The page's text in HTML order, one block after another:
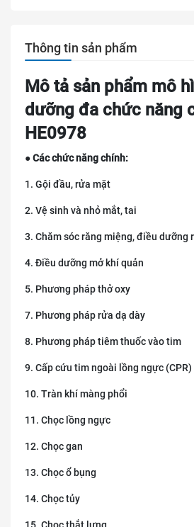
Thông tin sản phẩm
Mô tả sản phẩm mô
dưỡng đa chức năng
HE0978
● Các chức năng chính:
1. Gội đầu, rửa mặt
2. Vệ sinh và nhỏ mắt, tai
3. Chăm sóc răng miệng, điều dưỡng
4. Điều dưỡng mở khí quản
5. Phương pháp thở oxy
7. Phương pháp rửa dạ dày
8. Phương pháp tiêm thuốc vào tim
9. Cấp cứu tim ngoài lồng ngực (CPR)
10. Tràn khí màng phổi
11. Chọc lồng ngực
12. Chọc gan
13. Chọc ổ bụng
14. Chọc tủy